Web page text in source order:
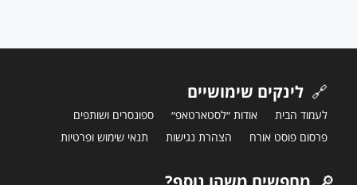
🔗 לינקים שימושיים
לעמוד הבית אודות ״לסטארטאפ״
ספונסרים ושותפים
פרסום פוסט אורח
הצהרת נגישות תנאי שימוש ופרטיות